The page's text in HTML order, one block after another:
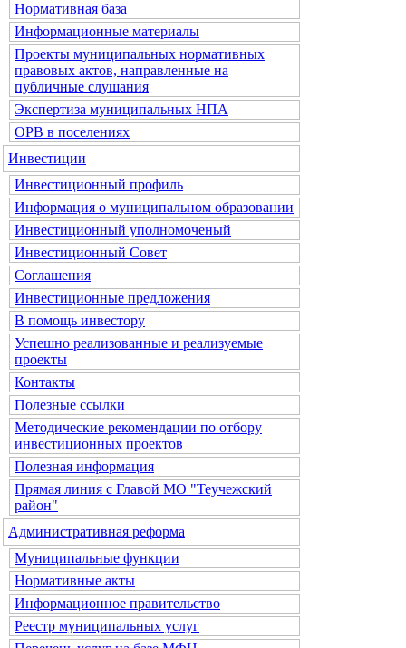
Нормативная база
Информационные материалы
Проекты муниципальных нормативных
правовых актов, направленные на
публичные слушания
Экспертиза муниципальных НПА
ОРВ в поселениях
Инвестиции
Инвестиционный профиль
Информация о муниципальном образовании
Инвестиционный уполномоченый
Инвестиционный Совет
Соглашения
Инвестиционные предложения
В помощь инвестору
Успешно реализованные и реализуемые
проекты
Контакты
Полезные ссылки
Методические рекомендации по отбору
инвестиционных проектов
Полезная информация
Прямая линия с Главой МО "Теучежский
район"
Административная реформа
Муниципальные функции
Нормативные акты
Информационное правительство
Реестр муниципальных услуг